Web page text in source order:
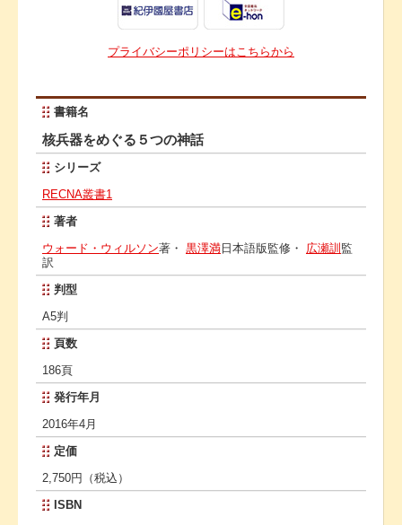
プライバシーポリシーはこちらから
書籍名
核兵器をめぐる５つの神話
シリーズ
RECNA叢書1
著者
ウォード・ウィルソン著・ 黒澤満日本語版監修・ 広瀬訓監
訳
判型
A5判
頁数
186頁
発行年月
2016年4月
定価
2,750円（税込）
ISBN